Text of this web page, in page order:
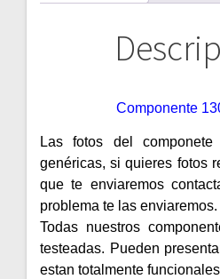
Componente
Las fotos del
genéricas, si quieres fotos
que te enviaremos
problema te las enviaremos.
Todas nuestros
testeadas. Pueden
estan totalmente